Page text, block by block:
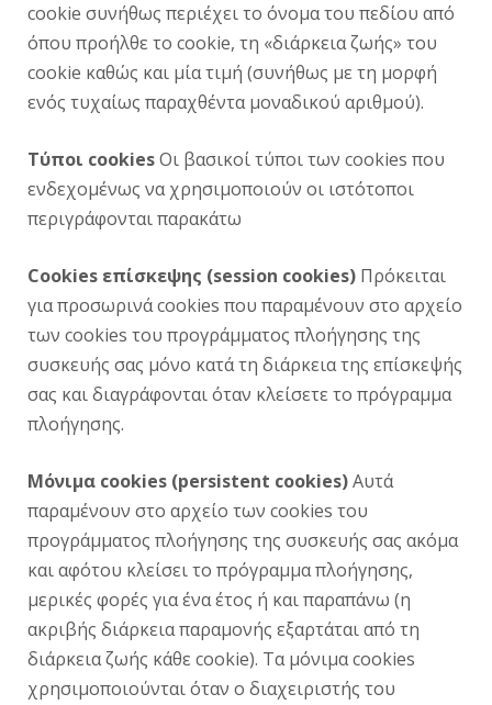
cookie συνήθως περιέχει το όνομα του πεδίου από
όπου προήλθε το cookie, τη «διάρκεια ζωής» του
cookie καθώς και μία τιμή (συνήθως με τη μορφή
ενός τυχαίως παραχθέντα μοναδικού αριθμού).
Τύποι cookiesΟι βασικοί τύποι των cookies που
ενδεχομένως να χρησιμοποιούν οι ιστότοποι
περιγράφονται παρακάτω
Cookies επίσκεψης (session cookies) Πρόκειται
για προσωρινά cookies που παραμένουν στο αρχείο
των cookies του προγράμματος πλοήγησης της
συσκευής σας μόνο κατά τη διάρκεια της επίσκεψής
σας και διαγράφονται όταν κλείσετε το πρόγραμμα
πλοήγησης.
Μόνιμα cookies (persistent cookies)Αυτά
παραμένουν στο αρχείο των cookies του
προγράμματος πλοήγησης της συσκευής σας ακόμα
και αφότου κλείσει το πρόγραμμα πλοήγησης,
μερικές φορές για ένα έτος ή και παραπάνω (η
ακριβής διάρκεια παραμονής εξαρτάται από τη
διάρκεια ζωής κάθε cookie). Τα μόνιμα cookies
χρησιμοποιούνται όταν ο διαχειριστής του